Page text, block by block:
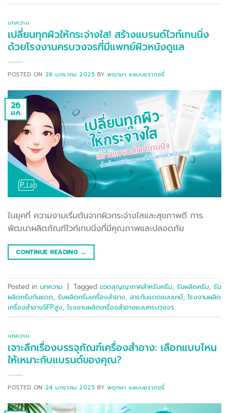
บทความ
เปลี่ยนทุกผิวให้กระจ่างใส! สร้างแบรนด์ไวท์เทนนิ่ง
ด้วยโรงงานครบวงจรที่มีแพทย์ผิวหนังดูแล
POSTED ON 26 มกราคม 2025 BY พฤกษา แลบบอราทอรี่
26
ม.ค.
ในยุคที่ ความงามเริ่มต้นจากผิวกระจ่างใสและสุขภาพดี การ
พัฒนาผลิตภัณฑ์ไวท์เทนนิ่งที่มีคุณภาพและปลอดภัย
CONTINUE READING →
Posted in บทความ Tagged ขวดสุญญากาศสำหรับครีม, รับผลิตครีม, รับ
ผลิตครีมกันแดด, รับผลิตครีมเครื่องสำอาง, สารกันแดดแบบเคมี, โรงงานผลิต
เครื่องสำอางSFPสูง, โรงงานผลิตเครื่องสำอางแบบครบวงจร
บทความ
เจาะลึกเรื่องบรรจุภัณฑ์เครื่องสำอาง: เลือกแบบไหน
ให้เหมาะกับแบรนด์ของคุณ?
POSTED ON 24 มกราคม 2025 BY พฤกษา แลบบอราทอรี่